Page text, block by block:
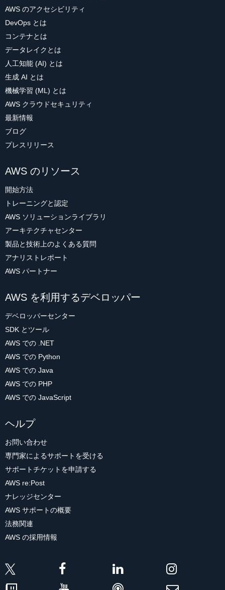
AWS のアクセシビリティ
DevOps とは
コンテナとは
データレイクとは
人工知能 (AI) とは
生成 AI とは
機械学習 (ML) とは
AWS クラウドセキュリティ
最新情報
ブログ
プレスリリース
AWS のリソース
開始方法
トレーニングと認定
AWS ソリューションライブラリ
アーキテクチャセンター
製品と技術上のよくある質問
アナリストレポート
AWS パートナー
AWS を利用するデベロッパー
デベロッパーセンター
SDK とツール
AWS での .NET
AWS での Python
AWS での Java
AWS での PHP
AWS での JavaScript
ヘルプ
お問い合わせ
専門家によるサポートを受ける
サポートチケットを申請する
AWS re:Post
ナレッジセンター
AWS サポートの概要
法務関連
AWS の採用情報